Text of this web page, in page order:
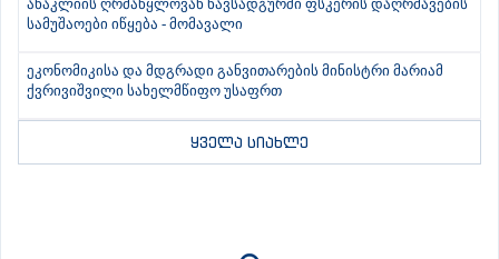
ანაკლიის ღრმაწყლოვან ნავსადგურში ფსკერის დაღრმავების
სამუშაოები იწყება - მომავალი
ეკონომიკისა და მდგრადი განვითარების მინისტრი მარიამ
ქვრივიშვილი სახელმწიფო უსაფრთ
ყველა სიახლე